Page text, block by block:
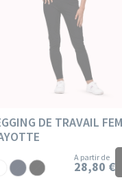
DE TRAVAIL
A partir de
28,80 €
JerseyJersey